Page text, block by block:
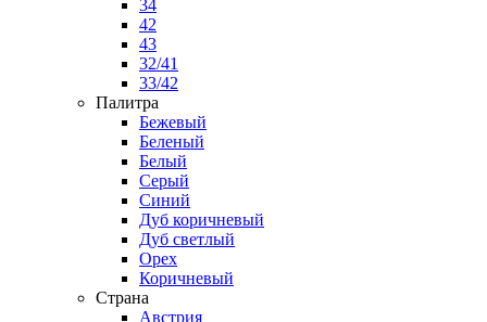
34
42
43
32/41
33/42
Палитра
Бежевый
Беленый
Белый
Серый
Синий
Дуб коричневый
Дуб светлый
Орех
Коричневый
Страна
Австрия